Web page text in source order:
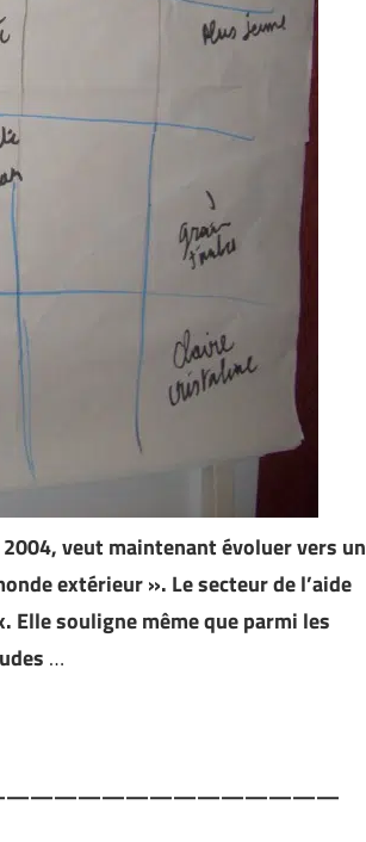
veut maintenant évoluer vers un
extérieur ». Le secteur de l’aide
Elle souligne même que parmi les
…